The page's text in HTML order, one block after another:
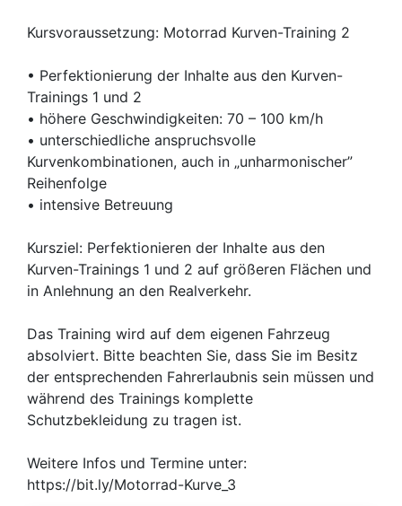
Kursvoraussetzung: Motorrad Kurven-Training 2
• Perfektionierung der Inhalte aus den Kurven-
Trainings 1 und 2
• höhere Geschwindigkeiten: 70 – 100 km/h
• unterschiedliche anspruchsvolle
Kurvenkombinationen, auch in „unharmonischer”
Reihenfolge
• intensive Betreuung
Kursziel: Perfektionieren der Inhalte aus den
Kurven-Trainings 1 und 2 auf größeren Flächen und
in Anlehnung an den Realverkehr.
Das Training wird auf dem eigenen Fahrzeug
absolviert. Bitte beachten Sie, dass Sie im Besitz
der entsprechenden Fahrerlaubnis sein müssen und
während des Trainings komplette
Schutzbekleidung zu tragen ist.
Weitere Infos und Termine unter:
https://bit.ly/Motorrad-Kurve_3